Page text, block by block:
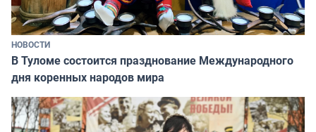
НОВОСТИ
В Туломе состоится празднование Международного
дня коренных народов мира